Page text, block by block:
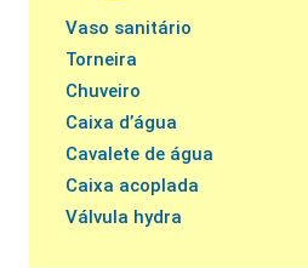
Vaso sanitário
Torneira
Chuveiro
Caixa d’água
Cavalete de água
Caixa acoplada
Válvula hydra